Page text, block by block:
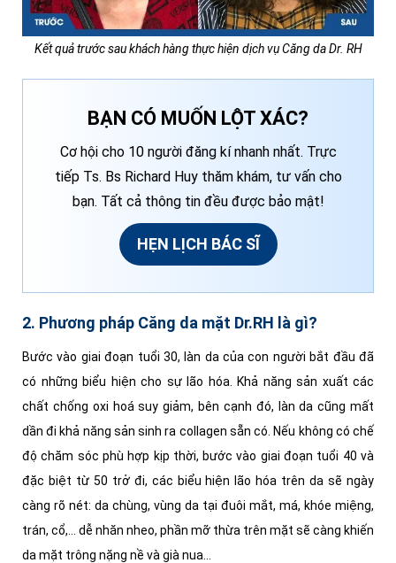
Kết quả trước sau khách hàng thực hiện dịch vụ Căng da Dr. RH
BẠN CÓ MUỐN LỘT XÁC?
Cơ hội cho 10 người đăng kí nhanh nhất. Trực
tiếp Ts. Bs Richard Huy thăm khám, tư vấn cho
bạn. Tất cả thông tin đều được bảo mật!
HẸN LỊCH BÁC SĨ
2. Phương pháp Căng da mặt Dr.RH là gì?
Bước vào giai đoạn tuổi 30, làn da của con người bắt đầu đã
có những biểu hiện cho sự lão hóa. Khả năng sản xuất các
chất chống oxi hoá suy giảm, bên cạnh đó, làn da cũng mất
dần đi khả năng sản sinh ra collagen sẵn có. Nếu không có chế
độ chăm sóc phù hợp kịp thời, bước vào giai đoạn tuổi 40 và
đặc biệt từ 50 trở đi, các biểu hiện lão hóa trên da sẽ ngày
càng rõ nét: da chùng, vùng da tại đuôi mắt, má, khóe miệng,
trán, cổ,... dễ nhăn nheo, phần mỡ thừa trên mặt sẽ càng khiến
da mặt trông nặng nề và già nua...